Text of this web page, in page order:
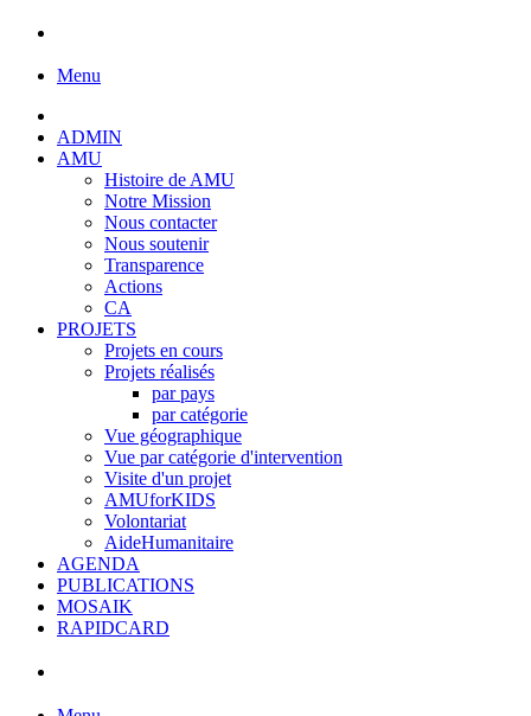
Menu
ADMIN
AMU
Histoire de AMU
Notre Mission
Nous contacter
Nous soutenir
Transparence
Actions
CA
PROJETS
Projets en cours
Projets réalisés
par pays
par catégorie
Vue géographique
Vue par catégorie d'intervention
Visite d'un projet
AMUforKIDS
Volontariat
AideHumanitaire
AGENDA
PUBLICATIONS
MOSAIK
RAPIDCARD